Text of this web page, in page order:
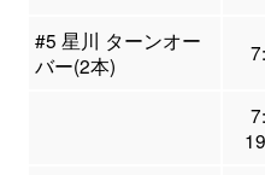
#5 星川 ターンオー
バー(2本)